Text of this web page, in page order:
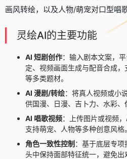
画风转绘，以及人物/萌宠对口型唱
灵绘AI的主要功能
AI 短剧创作：输入剧本文案，
定、视频画面生成与配音合成
等多类题材。
AI 漫剧/转绘：将真人视频或小
供国漫、日漫、吉卜力、水彩、
AI 唱歌视频：上传图片或视频
支持萌宠、人物等多种创意风格。
角色一致性控制 ：基于底层专
头中保持面部特征统一，避免出